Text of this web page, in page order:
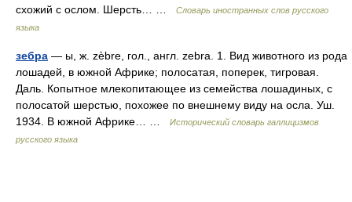
схожий с ослом. Шерсть… …
Словарь иностранных слов русского
языка
зебра — ы, ж. zèbre, гол., англ. zebra. 1. Вид животного из рода
лошадей, в южной Африке; полосатая, поперек, тигровая.
Даль. Копытное млекопитающее из семейства лошадиных, с
полосатой шерстью, похожее по внешнему виду на осла. Уш.
1934. В южной Африке… …
Исторический словарь галлицизмов
русского языка